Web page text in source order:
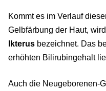
Kommt es im Verlauf
Gelbfärbung der Haut,
Ikterus bezeichnet. Das
erhöhten Bilirubingehalt
Auch die Neugeborenen-